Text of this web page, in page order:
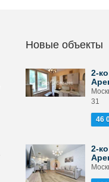
Новые объекты
2-
31
46
2-